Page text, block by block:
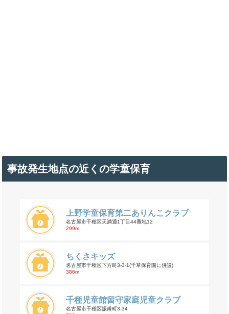
事故発生地点の近くの学童保育
上野学童保育第二ありんこクラブ
名古屋市千種区天満通1丁目44番地12
299m
ちくさキッズ
名古屋市千種区下方町3-3-1(千草保育園に併設)
386m
千種児童館留守家庭児童クラブ
名古屋市千種区振甫町3-34